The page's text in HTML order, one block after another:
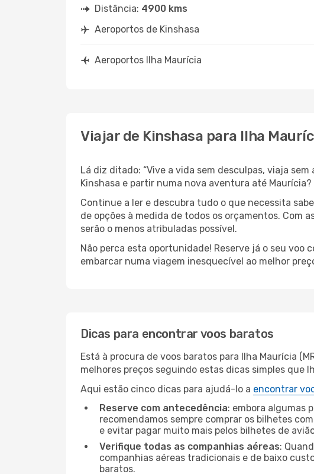
Distância: 4900 kms
Aeroportos de Kinshasa
Aeroportos Ilha Maurícia
Viajar de Kinshasa para Ilha
Lá diz ditado: “Vive a vida sem desculpas, viaja
Kinshasa e partir numa nova aventura até Maurícia?
Continue a ler e descubra tudo o que necessita
de opções à medida de todos os orçamentos. Com
serão o menos atribuladas possível.
Não perca esta oportunidade! Reserve já o seu voo
embarcar numa viagem inesquecível ao melhor
Dicas para encontrar voos baratos
Está à procura de voos baratos para Ilha Maurícia
melhores preços seguindo estas dicas simples que
Aqui estão cinco dicas para ajudá-lo a encontrar
Reserve com antecedência: embora algumas
recomendamos sempre comprar os bilhetes
e evitar pagar muito mais pelos bilhetes de
Verifique todas as companhias aéreas:
companhias aéreas tradicionais e de baixo
baratos.